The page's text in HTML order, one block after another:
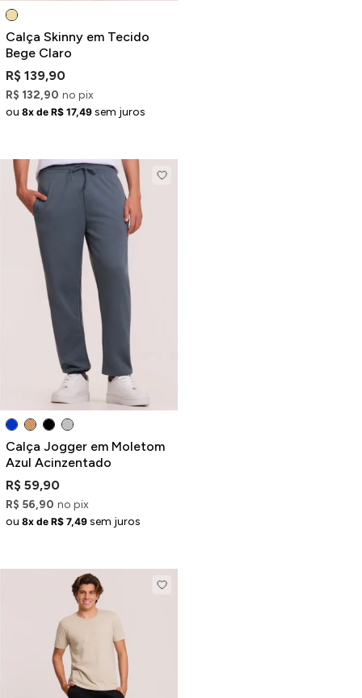
Calça Skinny em Tecido
Bege Claro
R$ 139,90
R$ 132,90 no pix
ou 8x de R$ 17,49 sem juros
Calça Jogger em Moletom
Azul Acinzentado
R$ 59,90
R$ 56,90 no pix
ou 8x de R$ 7,49 sem juros